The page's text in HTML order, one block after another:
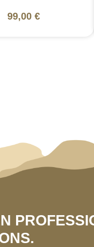
99,00 €